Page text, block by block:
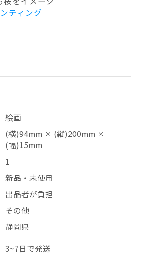
投稿する
ティング
絵画
(横)94mm × (縦)200mm ×
(幅)15mm
1
新品・未使用
出品者が負担
その他
静岡県
3~7日で発送
拒否する